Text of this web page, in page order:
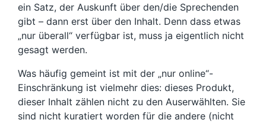
ein Satz, der Auskunft über den/die Sprechenden
gibt – dann erst über den Inhalt. Denn dass etwas
„nur überall“ verfügbar ist, muss ja eigentlich nicht
gesagt werden.
Was häufig gemeint ist mit der „nur online“-
Einschränkung ist vielmehr dies: dieses Produkt,
dieser Inhalt zählen nicht zu den Auserwählten. Sie
sind nicht kuratiert worden für die andere (nicht